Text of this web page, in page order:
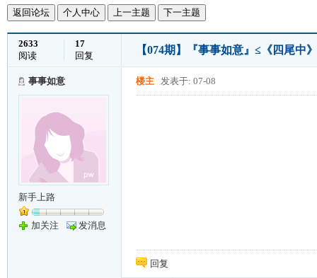
返回论坛 个人中心 上一主题 下一主题
2633
阅读
17
回复
【074期】『事事如意』≤《四尾中
事事如意
新手上路
加关注 发消息
楼主 发表于: 07-08
回复